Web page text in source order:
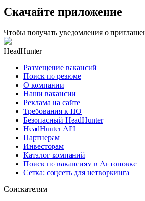
Скачайте приложение
Чтобы получать уведомления о
HeadHunter
Размещение вакансий
Поиск по резюме
О компании
Наши вакансии
Реклама на сайте
Требования к ПО
Безопасный HeadHunter
HeadHunter API
Партнерам
Инвесторам
Каталог компаний
Поиск по вакансиям в Антоновке
Сетка: соцсеть для нетворкинга
Соискателям